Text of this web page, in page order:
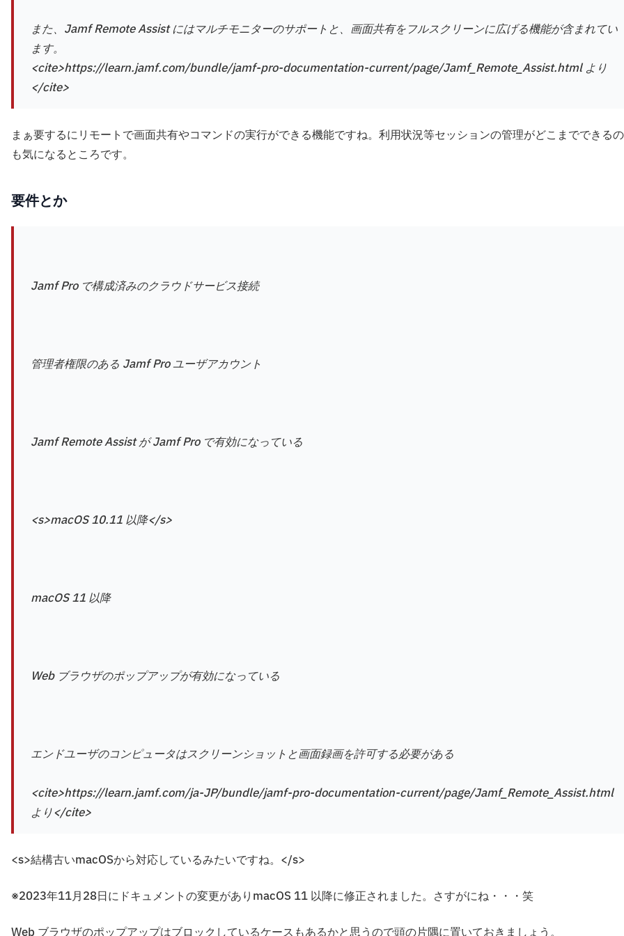
また、Jamf Remote Assist にはマルチモニターのサポートと、画面共有をフルスクリーンに広げる機能が含まれてい
ます。
<cite>https://learn.jamf.com/bundle/jamf-pro-documentation-current/page/Jamf_Remote_Assist.html より
</cite>
まぁ要するにリモートで画面共有やコマンドの実行ができる機能ですね。利用状況等セッションの管理がどこまでできる
も気になるところです。
要件とか
Jamf Pro で構成済みのクラウドサービス接続
管理者権限のある Jamf Pro ユーザアカウント
Jamf Remote Assist が Jamf Pro で有効になっている
<s>macOS 10.11 以降</s>
macOS 11 以降
Web ブラウザのポップアップが有効になっている
エンドユーザのコンピュータはスクリーンショットと画面録画を許可する必要がある
<cite>https://learn.jamf.com/ja-JP/bundle/jamf-pro-documentation-current/page/Jamf_Remote_Assist.html
より</cite>
<s>結構古いmacOSから対応しているみたいですね。</s>
※2023年11月28日にドキュメントの変更がありmacOS 11 以降に修正されました。さすがにね・・・笑
Web ブラウザのポップアップはブロックしているケースもあるかと思うので頭の片隅に置いておきましょう。